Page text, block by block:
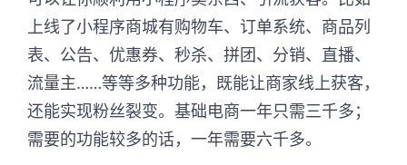
上线了小程序商城有购物车、订单系统、商品列
表、公告、优惠券、秒杀、拼团、分销、直播、
流量主……等等多种功能，既能让商家线上获客，
还能实现粉丝裂变。基础电商一年只需三千多；
需要的功能较多的话，一年需要六千多。